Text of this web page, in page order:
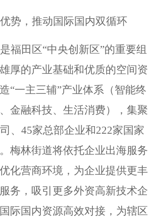
势，推动国际国内双循环
福田区“中央创新区”的重要组
厚的产业基础和优质的空间资
“一主三辅”产业体系（智能终
金融科技、生活消费），集聚
、45家总部企业和222家国家
梅林街道将依托企业出海服务
化营商环境，为企业提供更丰
务，吸引更多外资高新技术企
际国内资源高效对接，为辖区